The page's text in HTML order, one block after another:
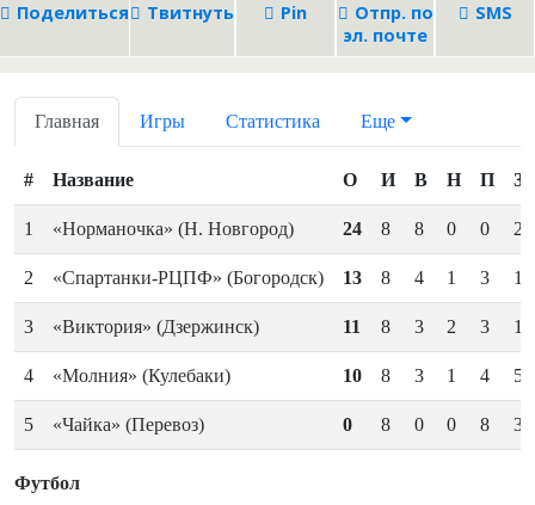
Поделиться Твитнуть Pin
Отпр. по
эл. почте
SMS